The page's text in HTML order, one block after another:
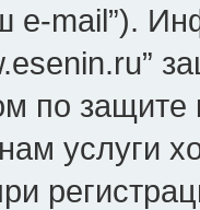
e-mail”).
по
услуги